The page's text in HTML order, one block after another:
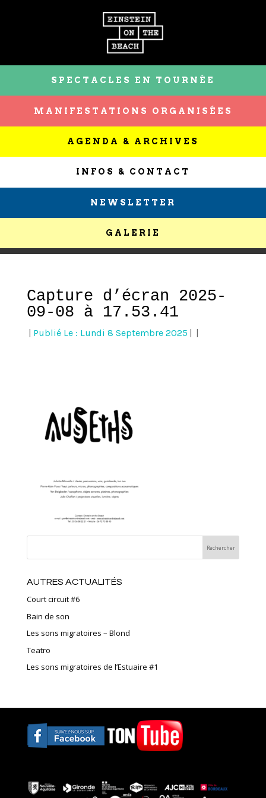
SPECTACLES EN TOURNÉE
MANIFESTATIONS ORGANISÉES
AGENDA & ARCHIVES
INFOS & CONTACT
NEWSLETTER
GALERIE
Capture d’écran 2025-
09-08 à 17.53.41
Publié Le : Lundi 8 Septembre 2025
AUTRES ACTUALITÉS
Court circuit #6
Bain de son
Les sons migratoires – Blond
Teatro
Les sons migratoires de l’Estuaire #1